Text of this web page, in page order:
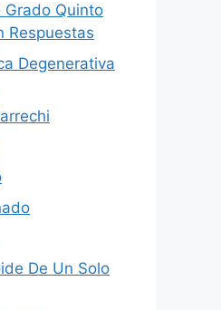
Grado Quinto
Respuestas
Degenerativa
De Un Solo